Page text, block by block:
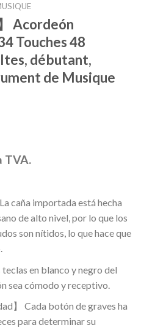
Acordeón
Touches 48
débutant,
de Musique
TVA.
caña importada está hecha
de alto nivel, por lo que los
son nítidos, lo que hace que
en blanco y negro del
sea cómodo y receptivo.
】 Cada botón de graves ha
para determinar su